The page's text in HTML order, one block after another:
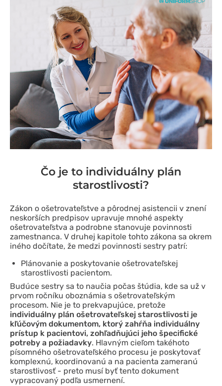
Čo je to individuálny plán
starostlivosti?
Zákon o ošetrovateľstve a pôrodnej asistencii v znení
neskorších predpisov upravuje mnohé aspekty
ošetrovateľstva a podrobne stanovuje povinnosti
zamestnanca. V druhej kapitole tohto zákona sa okrem
iného dočítate, že medzi povinnosti sestry patrí:
Plánovanie a poskytovanie ošetrovateľskej
starostlivosti pacientom.
Budúce sestry sa to naučia počas štúdia, kde sa už v
prvom ročníku oboznámia s ošetrovateľským
procesom. Nie je to prekvapujúce, pretože
individuálny plán ošetrovateľskej starostlivosti je
kľúčovým dokumentom, ktorý zahŕňa individuálny
prístup k pacientovi, zohľadňujúci jeho špecifické
potreby a požiadavky. Hlavným cieľom takéhoto
písomného ošetrovateľského procesu je poskytovať
komplexnú, koordinovanú a na pacienta zameranú
starostlivosť - preto musí byť tento dokument
vypracovaný podľa usmernení.